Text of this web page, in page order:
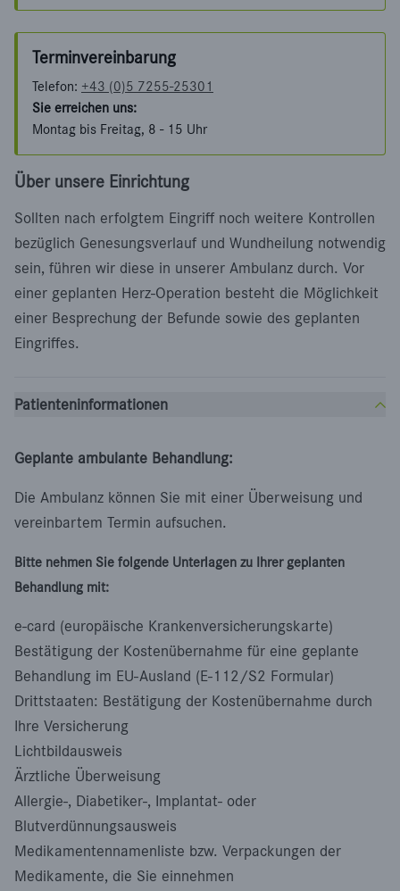
Terminvereinbarung
Telefon: +43 (0)5 7255-25301
Sie erreichen uns:
Montag bis Freitag, 8 - 15 Uhr
Über unsere Einrichtung
Sollten nach erfolgtem Eingriff noch weitere Kontrollen
bezüglich Genesungsverlauf und Wundheilung notwendig
sein, führen wir diese in unserer Ambulanz durch. Vor
einer geplanten Herz-Operation besteht die Möglichkeit
einer Besprechung der Befunde sowie des geplanten
Eingriffes.
Patienteninformationen
Geplante ambulante Behandlung:
Die Ambulanz können Sie mit einer Überweisung und
vereinbartem Termin aufsuchen.
Bitte nehmen Sie folgende Unterlagen zu Ihrer geplanten
Behandlung mit:
e-card (europäische Krankenversicherungskarte)
Bestätigung der Kostenübernahme für eine geplante
Behandlung im EU-Ausland (E-112/S2 Formular)
Drittstaaten: Bestätigung der Kostenübernahme durch
Ihre Versicherung
Lichtbildausweis
Ärztliche Überweisung
Allergie-, Diabetiker-, Implantat- oder
Blutverdünnungsausweis
Medikamentennamenliste bzw. Verpackungen der
Medikamente, die Sie einnehmen